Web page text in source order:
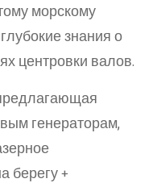
морскому
знания о
центровки валов.
генераторам,
берегу +